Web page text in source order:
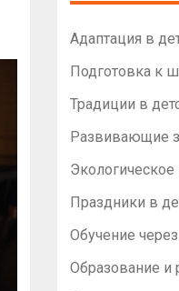
Адаптация в
Подготовка к
Традиции в
Развивающие
Экологическое
Праздники в
Обучение
Образование и